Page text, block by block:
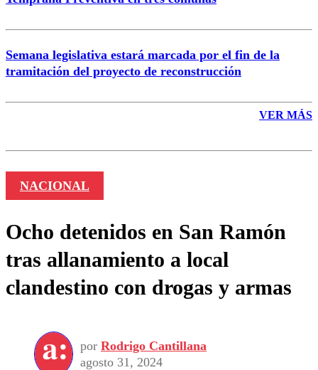
Semana legislativa estará marcada por el fin de la
tramitación del proyecto de reconstrucción
VER MÁS
NACIONAL
Ocho detenidos en San Ramón
tras allanamiento a local
clandestino con drogas y armas
por Rodrigo Cantillana
agosto 31, 2024